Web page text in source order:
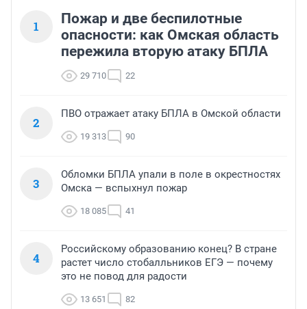
1
Пожар и две беспилотные
опасности: как Омская область
пережила вторую атаку БПЛА
29 710 22
2
ПВО отражает атаку БПЛА в Омской области
19 313 90
3
Обломки БПЛА упали в поле в окрестностях
Омска — вспыхнул пожар
18 085 41
4
Российскому образованию конец? В стране
растет число стобалльников ЕГЭ — почему
это не повод для радости
13 651 82